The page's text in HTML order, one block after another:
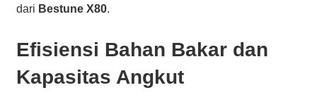
dari Bestune X80.
Efisiensi Bahan Bakar dan
Kapasitas Angkut